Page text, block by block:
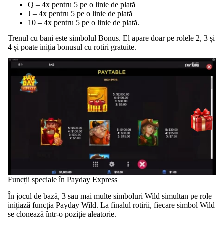
Q – 4x pentru 5 pe o linie de plată
J – 4x pentru 5 pe o linie de plată
10 – 4x pentru 5 pe o linie de plată.
Trenul cu bani este simbolul Bonus. El apare doar pe rolele 2, 3 și
4 și poate iniția bonusul cu rotiri gratuite.
Funcții speciale în Payday Express
În jocul de bază, 3 sau mai multe simboluri Wild simultan pe role
inițiază funcția Payday Wild. La finalul rotirii, fiecare simbol Wild
se clonează într-o poziție aleatorie.